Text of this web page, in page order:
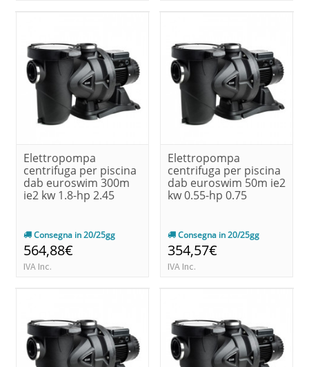
Elettropompa
centrifuga per piscina
dab euroswim 300m
ie2 kw 1.8-hp 2.45
Consegna in 20/25gg
564,88€
IVA Inc.
Elettropompa
centrifuga per piscina
dab euroswim 50m ie2
kw 0.55-hp 0.75
Consegna in 20/25gg
354,57€
IVA Inc.